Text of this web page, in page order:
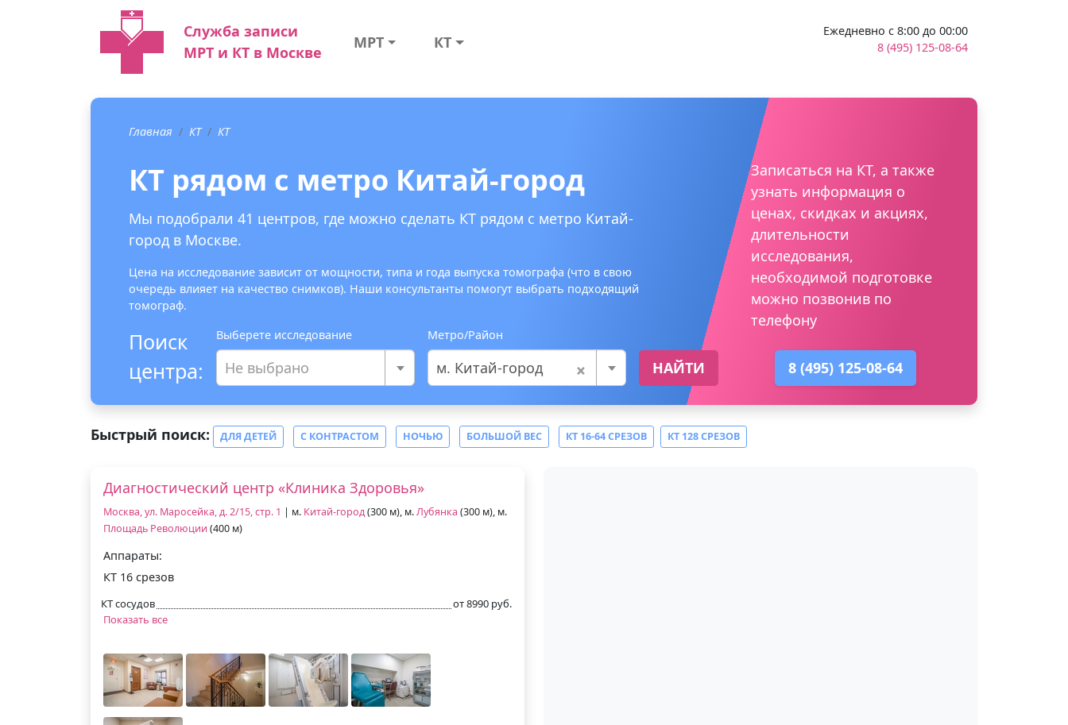
Служба записи
МРТ и КТ в Москве
МРТ КТ
Ежедневно с 8:00 до 00:00
8 (495) 125-08-64
Главная КТ КТ
КТ рядом с метро Китай-город
Мы подобрали 41 центров, где можно сделать КТ рядом с метро Китай-
город в Москве.
Цена на исследование зависит от мощности, типа и года выпуска томографа (что в свою
очередь влияет на качество снимков). Наши консультанты помогут выбрать подходящий
томограф.
Поиск
центра:
Выберете исследование
Не выбрано
Метро/Район
×
м. Китай-город НАЙТИ
Записаться на КТ, а также
узнать информация о
ценах, скидках и акциях,
длительности
исследования,
необходимой подготовке
можно позвонив по
телефону
8 (495) 125-08-64
Быстрый поиск: ДЛЯ ДЕТЕЙ С КОНТРАСТОМ НОЧЬЮ БОЛЬШОЙ ВЕС КТ 16-64 СРЕЗОВ КТ 128 СРЕЗОВ
Диагностический центр «Клиника Здоровья»
Москва, ул. Маросейка, д. 2/15, стр. 1 | м. Китай-город(300 м), м.Лубянка (300 м), м.
Площадь Революции (400 м)
Аппараты:
КТ 16 срезов
КТ сосудов
от 8990 руб.
Показать все